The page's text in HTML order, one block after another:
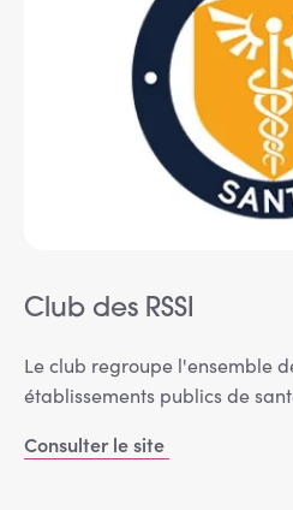
Club des RSSI
Le club regroupe l'ensemble
établissements publics de
Consulter le site